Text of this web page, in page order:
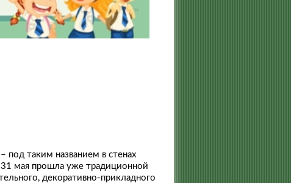
под таким названием в стенах
мая прошла уже традиционной
декоративно-прикладного